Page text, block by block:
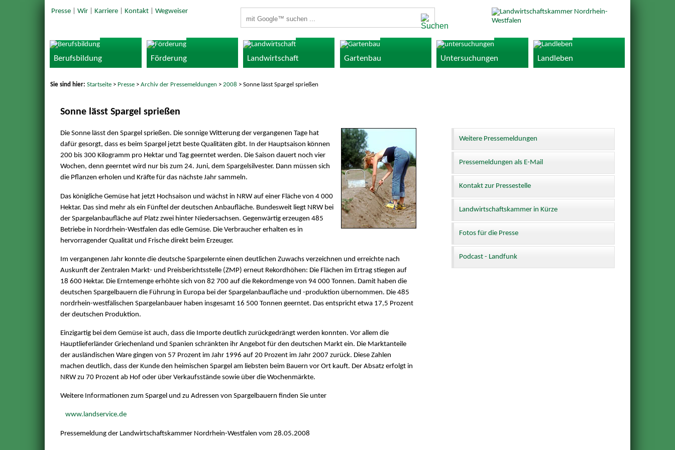
Presse| Wir| Karriere| Kontakt| Wegweiser
Berufsbildung Förderung Landwirtschaft Gartenbau Untersuchungen Landleben
Sie sind hier:Startseite > Presse >Archiv der Pressemeldungen >2008 > Sonne lässt Spargel sprießen
Sonne lässt Spargel sprießen
Die Sonne lässt den Spargel sprießen. Die sonnige Witterung der vergangenen Tage hat
dafür gesorgt, dass es beim Spargel jetzt beste Qualitäten gibt. In der Hauptsaison können
200 bis 300 Kilogramm pro Hektar und Tag geerntet werden. Die Saison dauert noch vier
Wochen, denn geerntet wird nur bis zum 24. Juni, dem Spargelsilvester. Dann müssen sich
die Pflanzen erholen und Kräfte für das nächste Jahr sammeln.
Das königliche Gemüse hat jetzt Hochsaison und wächst in NRW auf einer Fläche von 4 000
Hektar. Das sind mehr als ein Fünftel der deutschen Anbaufläche. Bundesweit liegt NRW bei
der Spargelanbaufläche auf Platz zwei hinter Niedersachsen. Gegenwärtig erzeugen 485
Betriebe in Nordrhein-Westfalen das edle Gemüse. Die Verbraucher erhalten es in
hervorragender Qualität und Frische direkt beim Erzeuger.
Im vergangenen Jahr konnte die deutsche Spargelernte einen deutlichen Zuwachs verzeichnen und erreichte nach
Auskunft der Zentralen Markt- und Preisberichtsstelle (ZMP) erneut Rekordhöhen: Die Flächen im Ertrag stiegen auf
18 600 Hektar. Die Erntemenge erhöhte sich von 82 700 auf die Rekordmenge von 94 000 Tonnen. Damit haben die
deutschen Spargelbauern die Führung in Europa bei der Spargelanbaufläche und -produktion übernommen. Die 485
nordrhein-westfälischen Spargelanbauer haben insgesamt 16 500 Tonnen geerntet. Das entspricht etwa 17,5 Prozent
der deutschen Produktion.
Einzigartig bei dem Gemüse ist auch, dass die Importe deutlich zurückgedrängt werden konnten. Vor allem die
Hauptlieferländer Griechenland und Spanien schränkten ihr Angebot für den deutschen Markt ein. Die Marktanteile
der ausländischen Ware gingen von 57 Prozent im Jahr 1996 auf 20 Prozent im Jahr 2007 zurück. Diese Zahlen
machen deutlich, dass der Kunde den heimischen Spargel am liebsten beim Bauern vor Ort kauft. Der Absatz erfolgt in
NRW zu 70 Prozent ab Hof oder über Verkaufsstände sowie über die Wochenmärkte.
Weitere Informationen zum Spargel und zu Adressen von Spargelbauern finden Sie unter
www.landservice.de
Pressemeldung der Landwirtschaftskammer Nordrhein-Westfalen vom 28.05.2008
Weitere Pressemeldungen
Pressemeldungen als E-Mail
Kontakt zur Pressestelle
Landwirtschaftskammer in Kürze
Fotos für die Presse
Podcast - Landfunk